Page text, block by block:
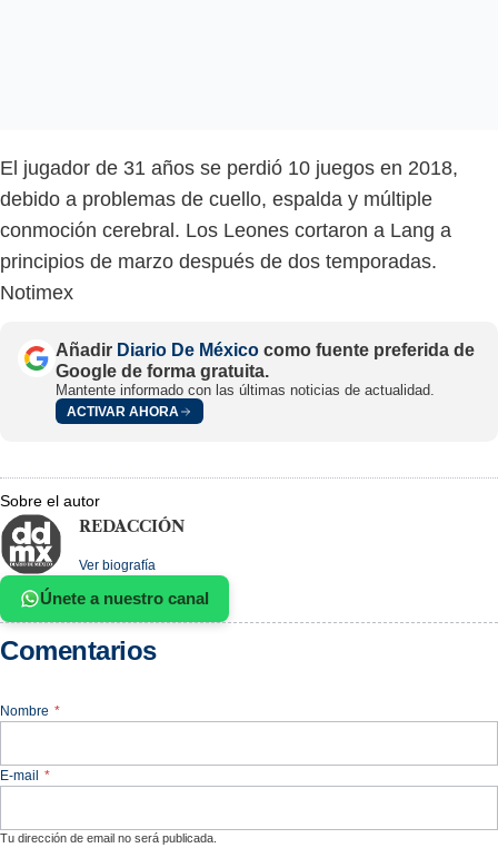
El jugador de 31 años se perdió 10 juegos en 2018,
debido a problemas de cuello, espalda y múltiple
conmoción cerebral. Los Leones cortaron a Lang a
principios de marzo después de dos temporadas.
Notimex
Añadir Diario De México como fuente preferida de
Google de forma gratuita.
Mantente informado con las últimas noticias de actualidad.
ACTIVAR AHORA
Sobre el autor
REDACCIÓN
Ver biografía
Únete a nuestro canal
Comentarios
Nombre *
E-mail *
Tu dirección de email no será publicada.